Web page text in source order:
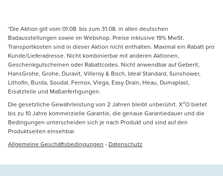
*Die Aktion gilt vom 01.08. bis zum 31.08. in allen deutschen
Badausstellungen sowie im Webshop. Preise inklusive 19% MwSt.
Transportkosten sind in dieser Aktion nicht enthalten. Maximal ein Rabatt pro
Kunde/Lieferadresse. Nicht kombinierbar mit anderen Aktionen,
Geschenkgutscheinen oder Rabattcodes. Nicht anwendbar auf Geberit,
HansGrohe, Grohe, Duravit, Villeroy & Boch, Ideal Standard, Sunshower,
Lithofin, Burda, Soudal, Fernox, Viega, Easy Drain, Heau, Dumaplast,
Ersatzteile und Maßanfertigungen.
Die gesetzliche Gewährleistung von 2 Jahren bleibt unberührt. X²O bietet
bis zu 10 Jahre kommerzielle Garantie, die genaue Garantiedauer und die
Bedingungen unterscheiden sich je nach Produkt und sind auf den
Produktseiten einsehbar.
Allgemeine Geschäftsbedingungen - Datenschutz